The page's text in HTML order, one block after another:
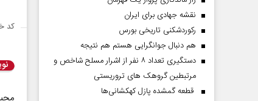
کد خبر:
نقشه جهادی برای ایران
رکوردشکنی تاریخی بورس
هم دنبال جوانگرایی هستم هم نتیجه
دستگیری تعداد ۸ نفر از اشرار مسلح شاخص و
مرتبطین گروهک های تروریستی
قطعه گمشده پازل کهکشانی‌ها